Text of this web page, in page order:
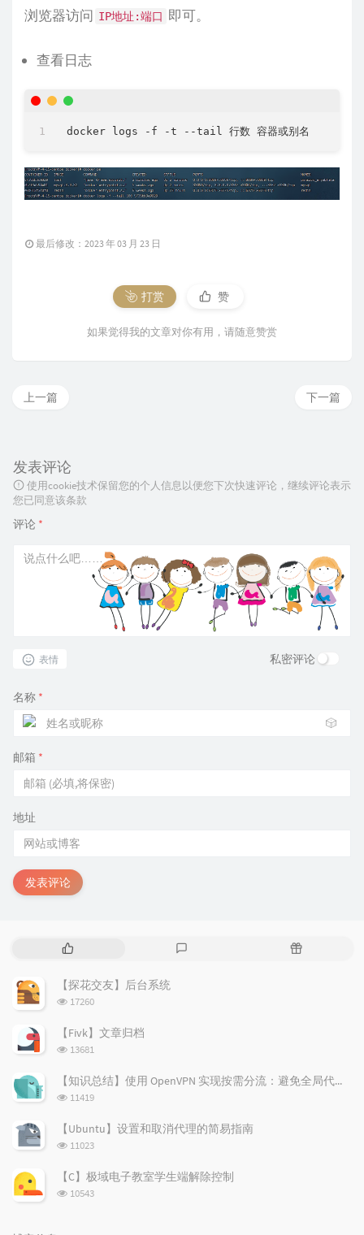
浏览器访问 IP地址:端口 即可。
查看日志
最后修改：2023 年 03 月 23 日
打赏 赞
如果觉得我的文章对你有用，请随意赞赏
下一篇
上一篇
发表评论
使用cookie技术保留您的个人信息以便您下次快速评论，继续评论表示
您已同意该条款
评论 *
表情 私密评论
名称 *
🎲
邮箱 *
地址
发表评论
热
文
章
随
【探花交友】后台系统
浏
次
17260
【Fivk】文章归档
浏
次
数:
13681
【知识总结】使用 OpenVPN 实现按需分流：避免全局代理泄露隐私
浏
次
11419
【Ubuntu】设置和取消代理的简易指南
浏
次
数:
11023
【C】极域电子教室学生端解除控制
浏
10543